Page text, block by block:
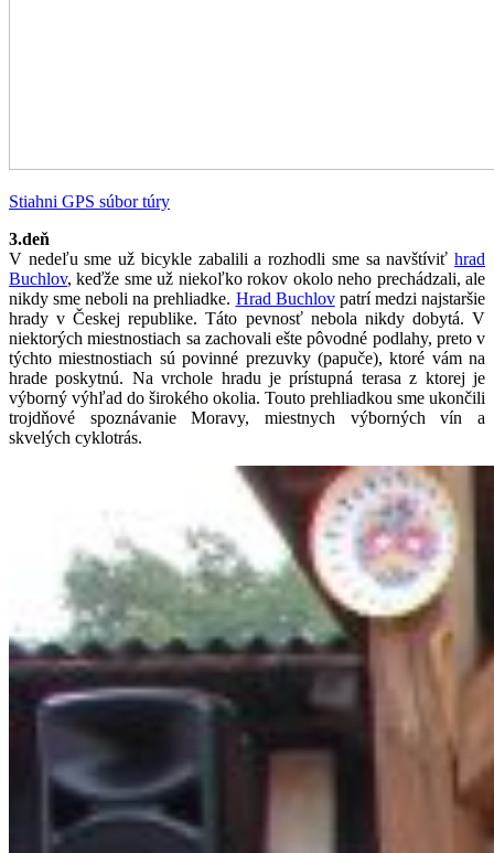
Stiahni GPS súbor túry
3.deň
V nedeľu sme už bicykle zabalili a rozhodli sme sa navštíviť hrad
Buchlov, keďže sme už niekoľko rokov okolo neho prechádzali, ale
nikdy sme neboli na prehliadke. Hrad Buchlovpatrí medzi najstaršie
hrady v Českej republike. Táto pevnosť nebola nikdy dobytá. V
niektorých miestnostiach sa zachovali ešte pôvodné podlahy, preto v
týchto miestnostiach sú povinné prezuvky (papuče), ktoré vám na
hrade poskytnú. Na vrchole hradu je prístupná terasa z ktorej je
výborný výhľad do širokého okolia. Touto prehliadkou sme ukončili
trojdňové spoznávanie Moravy, miestnych výborných vín a
skvelých cyklotrás.